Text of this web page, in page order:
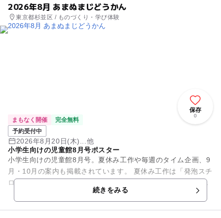
2026年8月 あまぬまじどうかん
東京都杉並区 / ものづくり・学び体験
保存
0
まもなく開催
完全無料
予約受付中
2026年8月20日(木)...他
小学生向けの児童館8月号ポスター
小学生向けの児童館8月号。夏休み工作や毎週のタイム企画、9
月・10月の案内も掲載されています。 夏休み工作は「発泡スチ
ロールでハンコを作ろう」「センサリーボトルを作ろう」「ボ
続きをみる